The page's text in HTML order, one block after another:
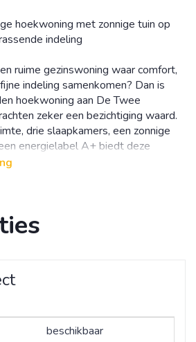
hoekwoning met zonnige tuin op
indeling
ruime gezinswoning waar comfort,
indeling samenkomen? Dan is
hoekwoning aan De Twee
zeker een bezichtiging waard.
drie slaapkamers, een zonnige
energielabel A+ biedt deze
hebt voor jarenlang woonplezier.
te eten, te borrelen en gezellig bij
woning ligt de moderne keuken uit
(2024) en een
Aan de achterzijde strekt de
zich uit over de volledige breedte
de grote raampartijen geniet je hier
beschikbaar